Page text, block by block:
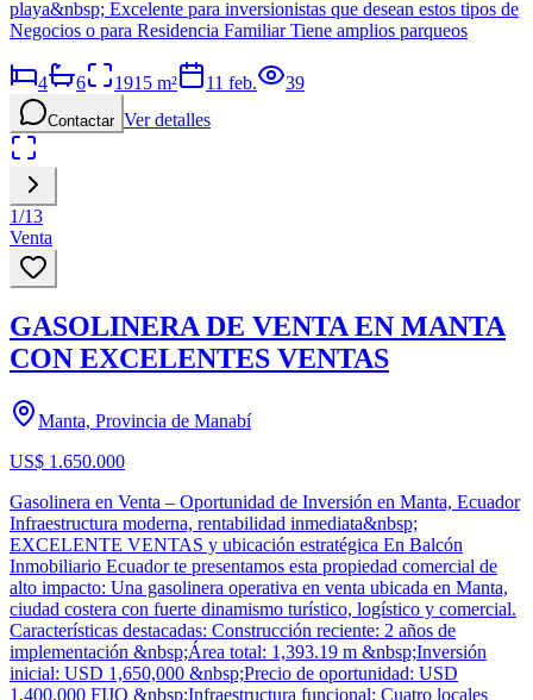
playa&nbsp; Excelente para inversionistas que desean estos tipos de
Negocios o para Residencia Familiar Tiene amplios parqueos
4 6 1915 m² 11 feb. 39
Contactar Ver detalles
1/13
Venta
GASOLINERA DE VENTA EN MANTA
CON EXCELENTES VENTAS
Manta, Provincia de Manabí
US$ 1.650.000
Gasolinera en Venta – Oportunidad de Inversión en Manta, Ecuador
Infraestructura moderna, rentabilidad inmediata&nbsp;
EXCELENTE VENTAS y ubicación estratégica En Balcón
Inmobiliario Ecuador te presentamos esta propiedad comercial de
alto impacto: Una gasolinera operativa en venta ubicada en Manta,
ciudad costera con fuerte dinamismo turístico, logístico y comercial.
Características destacadas: Construcción reciente: 2 años de
implementación &nbsp;Área total: 1,393.19 m &nbsp;Inversión
inicial: USD 1,650,000 &nbsp;Precio de oportunidad: USD
1,400,000 FIJO &nbsp;Infraestructura funcional: Cuatro locales